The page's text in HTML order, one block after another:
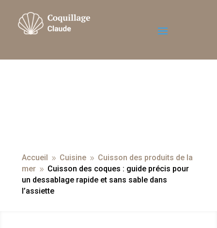
Accueil 9 Cuisine 9 Cuisson des produits de la
mer 9 Cuisson des coques : guide précis pour
un dessablage rapide et sans sable dans
l’assiette